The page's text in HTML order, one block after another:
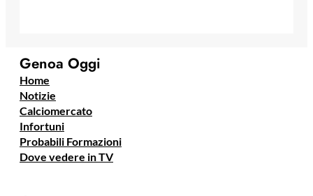
Genoa Oggi
Home
Notizie
Calciomercato
Infortuni
Probabili Formazioni
Dove vedere in TV